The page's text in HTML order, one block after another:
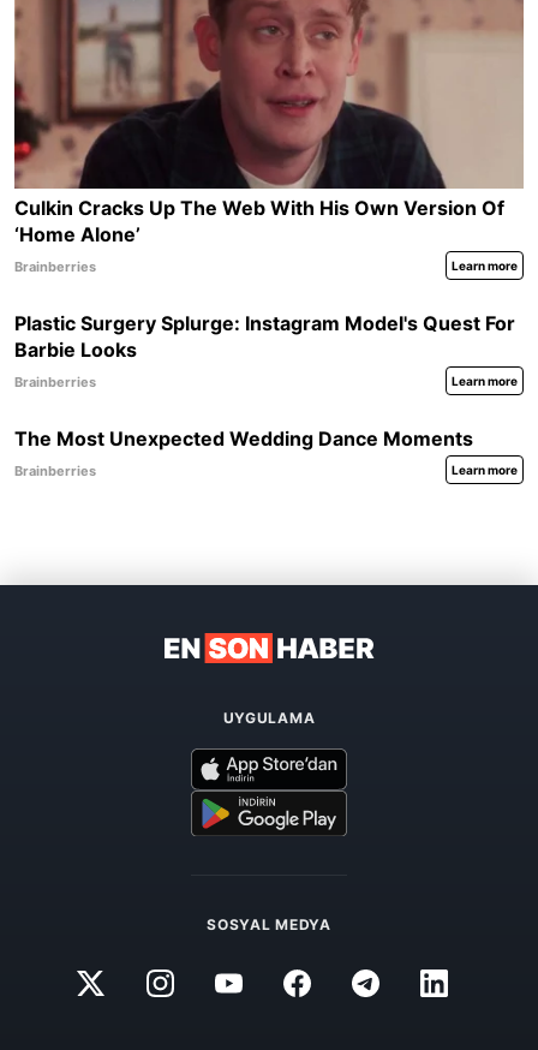
UYGULAMA
SOSYAL MEDYA